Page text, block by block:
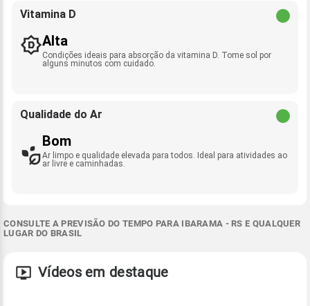
Vitamina D
Alta
Condições ideais para absorção da vitamina D. Tome sol por
alguns minutos com cuidado.
Qualidade do Ar
Bom
Ar limpo e qualidade elevada para todos. Ideal para atividades ao
ar livre e caminhadas.
CONSULTE A PREVISÃO DO TEMPO PARA IBARAMA - RS E QUALQUER
LUGAR DO BRASIL
Vídeos em destaque